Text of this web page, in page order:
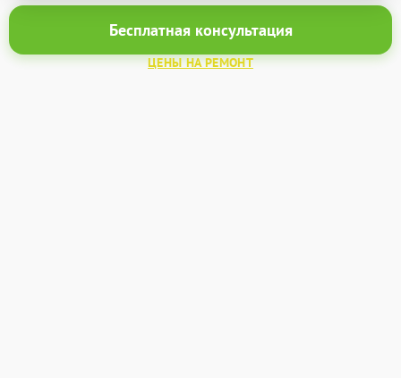
Бесплатная консультация
ЦЕНЫ НА РЕМОНТ